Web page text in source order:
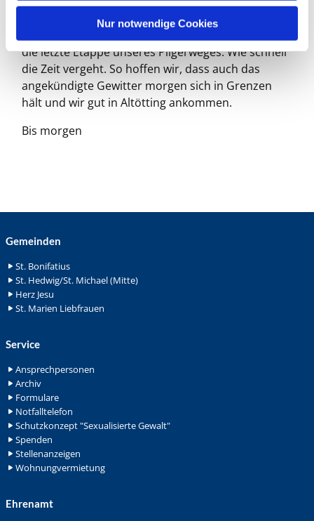
Nur notwendige Cookies
einem Abendgebet.
die letzte Etappe unseres Pilgerweges. Wie schnell
die Zeit vergeht. So hoffen wir, dass auch das
angekündigte Gewitter morgen sich in Grenzen
hält und wir gut in Altötting ankommen.
Bis morgen
Gemeinden
St. Bonifatius
St. Hedwig/St. Michael (Mitte)
Herz Jesu
St. Marien Liebfrauen
Service
Ansprechpersonen
Archiv
Formulare
Notfalltelefon
Schutzkonzept "Sexualisierte Gewalt"
Spenden
Stellenanzeigen
Wohnungvermietung
Ehrenamt